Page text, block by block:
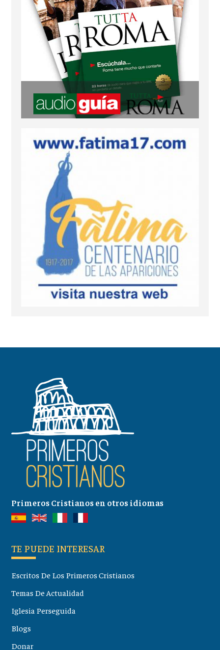
Primeros Cristianos en otros idiomas
TE PUEDE INTERESAR
Escritos De Los Primeros Cristianos
Temas De Actualidad
Iglesia Perseguida
Blogs
Donar